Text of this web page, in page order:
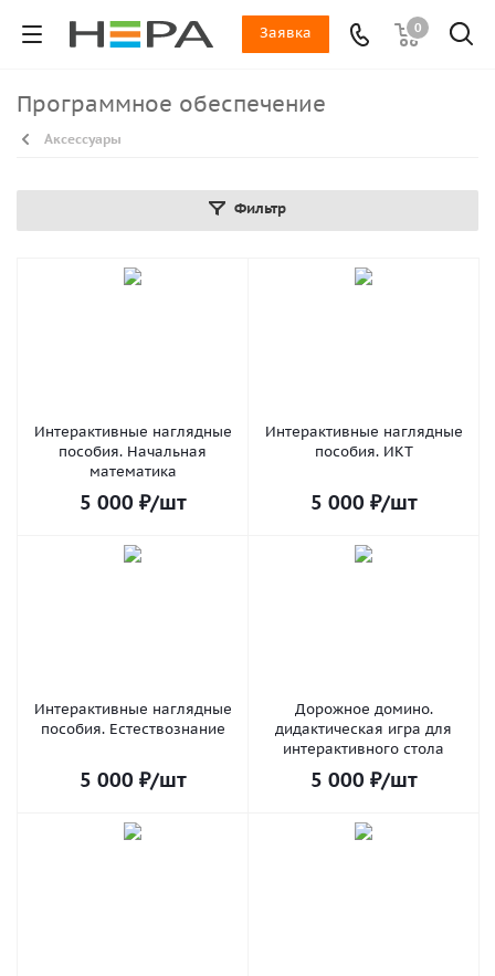
0
Заявка
Программное обеспечение
Аксессуары
Фильтр
Интерактивные наглядные
пособия. Начальная
математика
5 000 ₽/шт
Интерактивные наглядные
пособия. ИКТ
5 000 ₽/шт
Интерактивные наглядные
пособия. Естествознание
5 000 ₽/шт
Дорожное домино.
дидактическая игра для
интерактивного стола
5 000 ₽/шт